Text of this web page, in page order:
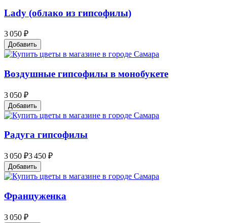
Lady (облако из гипсофилы)
3 050 ₽
Добавить
Воздушные гипсофилы в монобукете
3 050 ₽
Добавить
Радуга гипсофилы
3 050 ₽3 450 ₽
Добавить
Француженка
3 050 ₽